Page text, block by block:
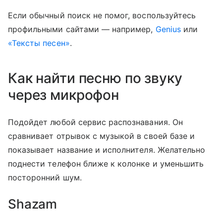
Если обычный поиск не помог, воспользуйтесь
профильными сайтами — например, Geniusили
«Тексты песен».
Как найти песню по звуку
через микрофон
Подойдет любой сервис распознавания. Он
сравнивает отрывок с музыкой в своей базе и
показывает название и исполнителя. Желательно
поднести телефон ближе к колонке и уменьшить
посторонний шум.
Shazam